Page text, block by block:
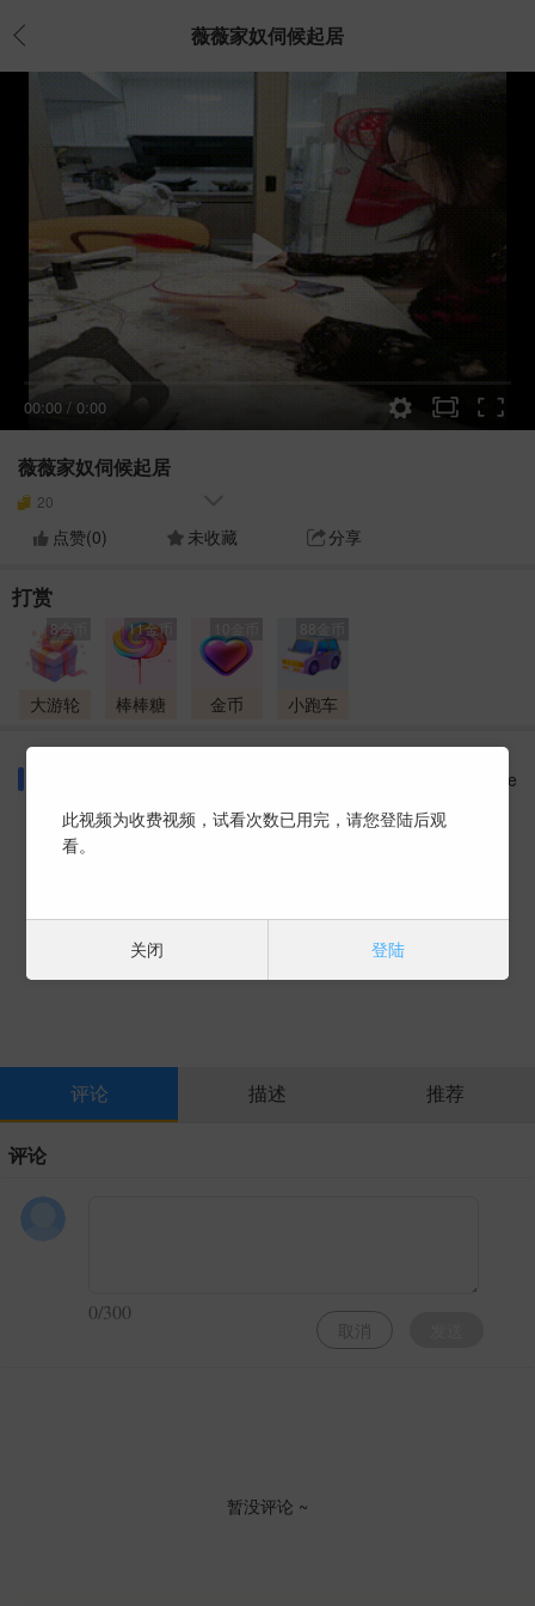
薇薇家奴伺候起居
00:00 / 0:00
薇薇家奴伺候起居
20
点赞(0) 未收藏 分享
打赏
大游轮
8金币
棒棒糖
11金币
金币 小跑车
More
评论 描述 推荐
评论
0/300
取消
暂没评论 ~
此视频为收费视频，试看次数已用完，请您登陆后观
看。
关闭 登陆